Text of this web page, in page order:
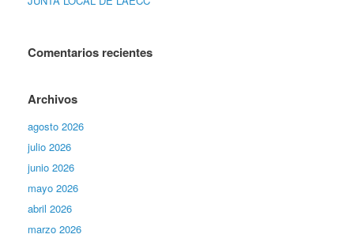
Comentarios recientes
Archivos
agosto 2026
julio 2026
junio 2026
mayo 2026
abril 2026
marzo 2026